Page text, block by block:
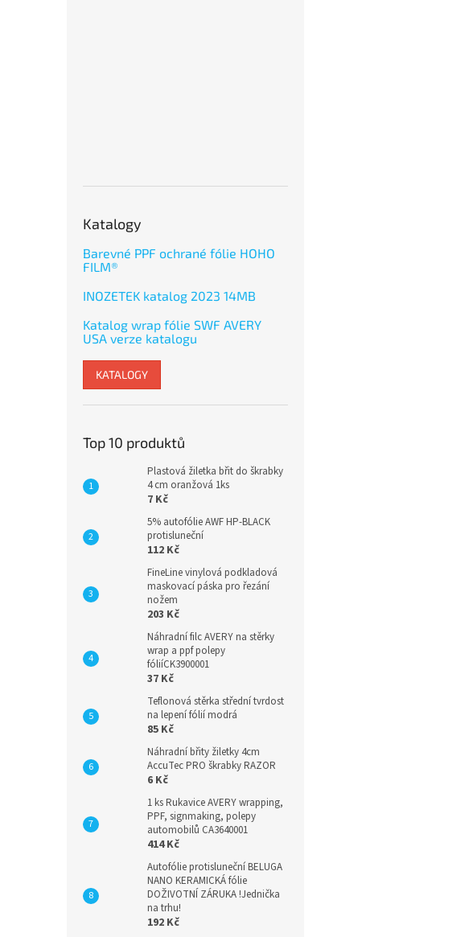
Katalogy
Barevné PPF ochrané fólie HOHO
FILM®
INOZETEK katalog 2023 14MB
Katalog wrap fólie SWF AVERY
USA verze katalogu
KATALOGY
Top 10 produktů
Plastová žiletka břit do škrabky
4 cm oranžová 1ks
7 Kč
5% autofólie AWF HP-BLACK
protisluneční
112 Kč
FineLine vinylová podkladová
maskovací páska pro řezání
nožem
203 Kč
Náhradní filc AVERY na stěrky
wrap a ppf polepy
fóliíCK3900001
37 Kč
Teflonová stěrka střední tvrdost
na lepení fólií modrá
85 Kč
Náhradní břity žiletky 4cm
AccuTec PRO škrabky RAZOR
6 Kč
1 ks Rukavice AVERY wrapping,
PPF, signmaking, polepy
automobilů CA3640001
414 Kč
Autofólie protisluneční BELUGA
NANO KERAMICKÁ fólie
DOŽIVOTNÍ ZÁRUKA !Jednička
na trhu!
192 Kč